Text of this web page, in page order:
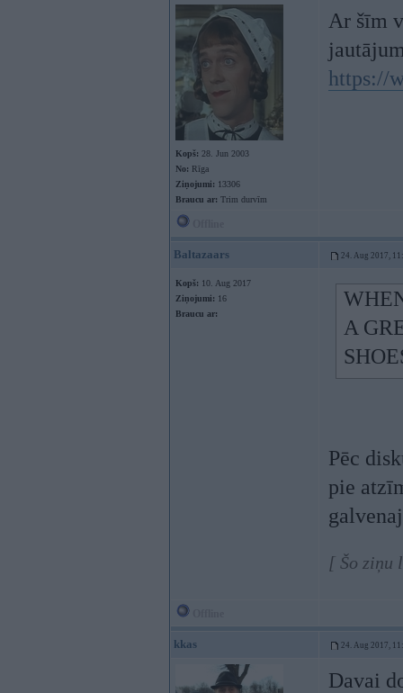
Kopš: 28. Jun 2003
No: Rīga
Ziņojumi: 13306
Braucu ar: Trim durvīm
Ar šīm
https://
Baltazaars 24. Aug 2017,
Kopš: 10. Aug 2017
Ziņojumi: 16
Braucu ar:
A
Pēc
pie
[ Šo ziņu
kkas 24. Aug 2017,
Davai